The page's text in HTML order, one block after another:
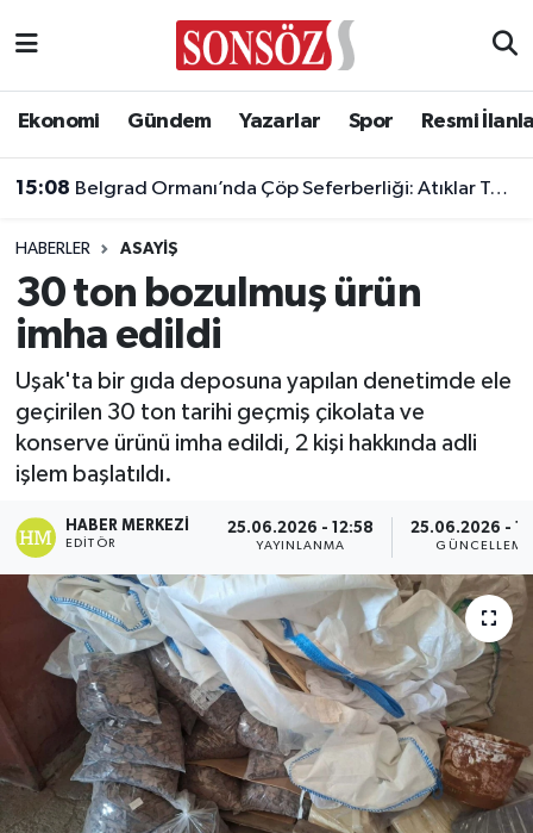
Ekonomi Gündem Yazarlar Spor Resmi
15:08 Belgrad Ormanı’nda Çöp Seferberliği: Atıklar Temizlendi
HABERLER ASAYIŞ
30 ton bozulmuş ürün
imha edildi
Uşak'ta bir gıda deposuna yapılan denetimde ele
geçirilen 30 ton tarihi geçmiş çikolata ve
konserve ürünü imha edildi, 2 kişi hakkında adli
işlem başlatıldı.
HABER MERKEZI
EDITÖR
25.06.2026 - 12:58
YAYINLANMA
25.06.2026 -
GÜNCELLEME
Asayiş
Biyografi
Çevre
Diğer
Dünya
Eğitim
Ekonomi
Eleman
Emlak
Gündem
Gurme
Ankara Nöbetçi Eczaneler
Ankara Trafik Yoğunluk Haritası
Süper Lig Puan Durumu ve Fikstür
Tüm Manşetler
Son Dakika Haberleri
Haber Arşivi